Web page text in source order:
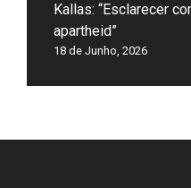
Kallas: “Esclarecer
apartheid”
18 de Junho, 2026